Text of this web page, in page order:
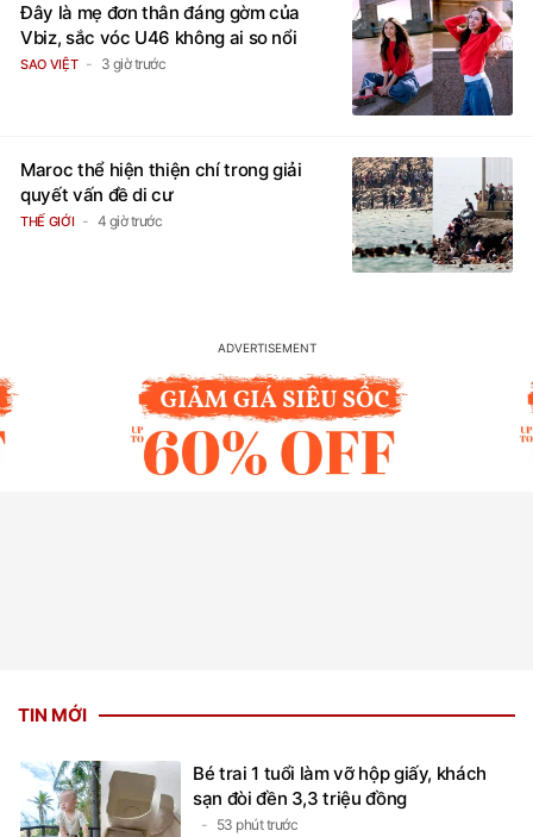
Đây là mẹ đơn thân đáng gờm của
Vbiz, sắc vóc U46 không ai so nổi
SAO VIỆT 3 giờ trước
Maroc thể hiện thiện chí trong giải
quyết vấn đề di cư
THẾ GIỚI 4 giờ trước
TIN MỚI
Bé trai 1 tuổi làm vỡ hộp giấy, khách
sạn đòi đền 3,3 triệu đồng
53 phút trước